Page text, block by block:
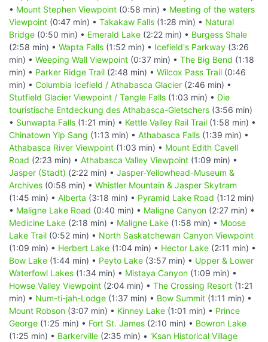
• Mount Stephen Viewpoint (0:58 min) • Meeting of the waters
Viewpoint (0:47 min) • Takakaw Falls (1:28 min) • Natural
Bridge (0:50 min) • Emerald Lake (2:22 min) • Burgess Shale
(2:58 min) • Wapta Falls (1:52 min) • Icefield's Parkway (3:26
min) • Weeping Wall Viewpoint (0:37 min) • The Big Bend (1:18
min) • Parker Ridge Trail (2:48 min) • Wilcox Pass Trail (0:46
min) • Columbia Icefield / Athabasca Glacier (2:46 min) •
Stutfield Glacier Viewpoint / Tangle Falls (1:03 min) • Die
touristische Entdeckung des Athabasca-Gletschers (3:56 min)
• Sunwapta Falls (1:21 min) • Kettle Valley Rail Trail (1:58 min) •
Chinatown Yip Sang (1:13 min) • Athabasca Falls (1:39 min) •
Athabasca River Viewpoint (1:03 min) • Mount Edith Cavell
Road (2:23 min) • Athabasca Valley Viewpoint (1:09 min) •
Jasper (Stadt) (2:22 min) • Jasper-Yellowhead-Museum &
Archives (0:58 min) • Whistler Mountain & Jasper Skytram
(1:45 min) • Alberta (3:18 min) • Pyramid Lake Road (1:12 min)
• Maligne Lake Road (0:40 min) • Maligne Canyon (2:27 min) •
Medicine Lake (2:18 min) • Maligne Lake (1:58 min) • Moose
Lake Trail (0:52 min) • North Saskatchewan Canyon Viewpoint
(1:09 min) • Herbert Lake (1:04 min) • Hector Lake (2:11 min) •
Bow Lake (1:44 min) • Peyto Lake (3:57 min) • Upper & Lower
Waterfowl Lakes (1:34 min) • Mistaya Canyon (1:09 min) •
Howse Valley Viewpoint (2:04 min) • The Crossing Resort (1:21
min) • Num-ti-jah-Lodge (1:37 min) • Bow Summit (1:11 min) •
Mount Robson (3:07 min) • Kinney Lake (1:01 min) • Prince
George (1:25 min) • Fort St. James (2:10 min) • Bowron Lake
(1:25 min) • Barkerville (2:35 min) • 'Ksan Historical Village